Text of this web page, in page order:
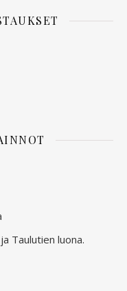
Taulutien luona.